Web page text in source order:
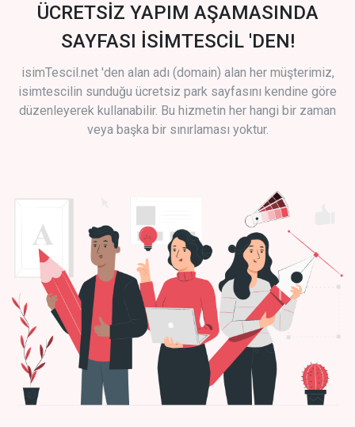
ÜCRETSİZ YAPIM AŞAMASINDA
SAYFASI İSİMTESCİL 'DEN!
isimTescil.net 'den alan adı (domain) alan her müşterimiz,
isimtescilin sunduğu ücretsiz park sayfasını kendine göre
düzenleyerek kullanabilir. Bu hizmetin her hangi bir zaman
veya başka bir sınırlaması yoktur.